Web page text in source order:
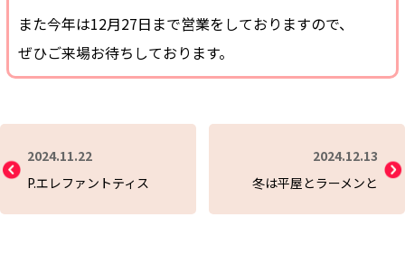
また今年は12月27日まで営業をしておりますので、
ぜひご来場お待ちしております。
2024.11.22
P.エレファントティス
2024.12.13
冬は平屋とラーメンと